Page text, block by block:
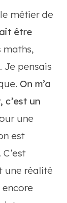
métier de
être
maths,
Je pensais
On m’a
un
une
est
une réalité